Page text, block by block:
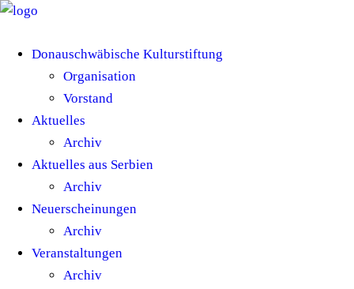
Donauschwäbische Kulturstiftung
Organisation
Vorstand
Aktuelles
Archiv
Aktuelles aus Serbien
Archiv
Neuerscheinungen
Archiv
Veranstaltungen
Archiv